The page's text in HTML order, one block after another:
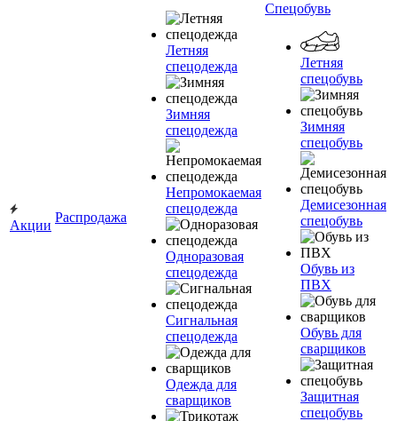
Акции
Распродажа
Летняя
спецодежда
Зимняя
спецодежда
Непромокаемая
спецодежда
Одноразовая
спецодежда
Сигнальная
спецодежда
Одежда для
сварщиков
Спецобувь
Летняя
спецобувь
Зимняя
спецобувь
Демисезонная
спецобувь
Обувь из
ПВХ
Обувь для
сварщиков
Защитная
спецобувь